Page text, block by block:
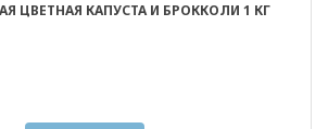
ЦВЕТНАЯ КАПУСТА И БРОККОЛИ 1 КГ